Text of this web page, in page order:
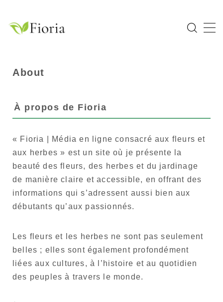
MENU
Flower
Bulb Plant
Tropical Plant
Herb
À propos de Fioria
Langue
Anglais
About
À propos de Fioria
« Fioria | Média en ligne consacré aux fleurs et
aux herbes » est un site où je présente la
beauté des fleurs, des herbes et du jardinage
de manière claire et accessible, en offrant des
informations qui s’adressent aussi bien aux
débutants qu’aux passionnés.
Les fleurs et les herbes ne sont pas seulement
belles ; elles sont également profondément
liées aux cultures, à l’histoire et au quotidien
des peuples à travers le monde.